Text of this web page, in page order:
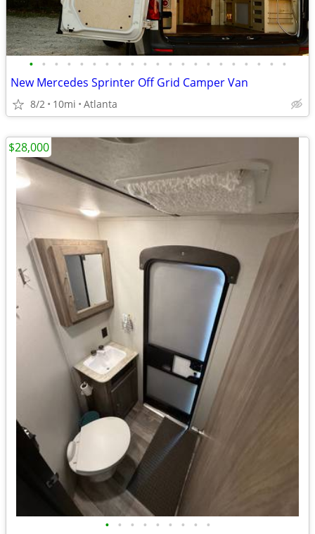
• • • • • • • • • • • • • • • • • • • • •
New Mercedes Sprinter Off Grid Camper Van
8/2 10mi Atlanta
• • • • • • • • •
$28,000